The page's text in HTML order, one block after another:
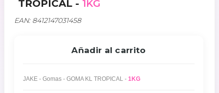
TROPICAL - 1KG
EAN: 8412147031458
Añadir al carrito
JAKE - Gomas - GOMA KL TROPICAL - 1KG